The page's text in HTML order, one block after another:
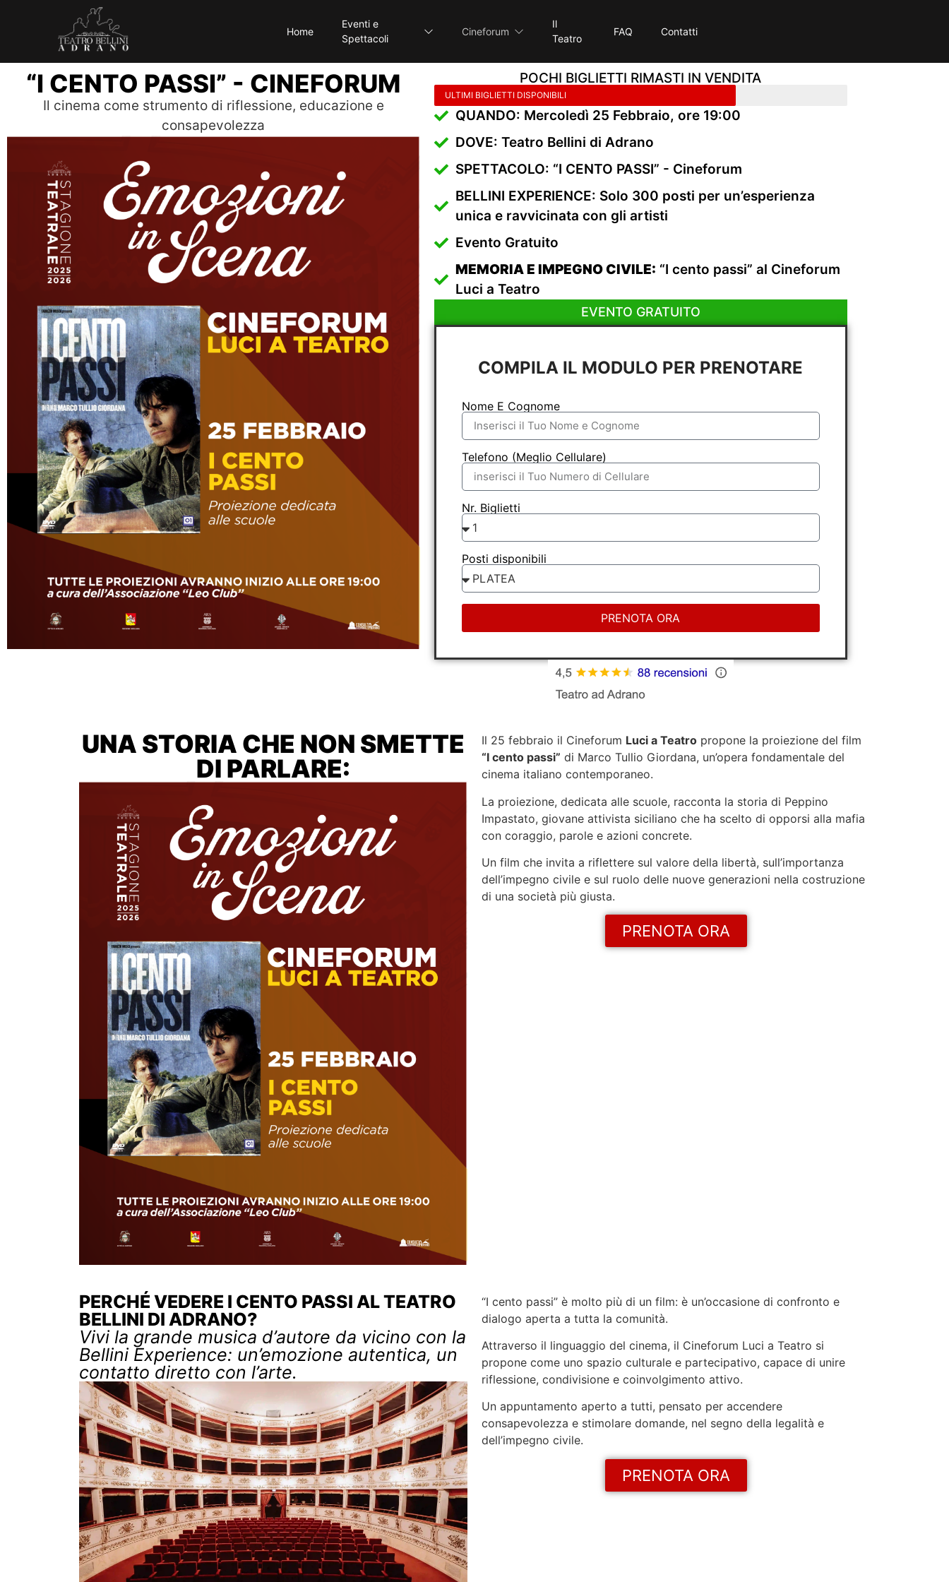
Home
Eventi e
Spettacoli
Cineforum
Il
Teatro
FAQ Contatti
“I CENTO PASSI” - CINEFORUM
Il cinema come strumento di riflessione, educazione e
consapevolezza
POCHI BIGLIETTI RIMASTI IN VENDITA
ULTIMI BIGLIETTI DISPONIBILI
QUANDO: Mercoledì 25 Febbraio, ore 19:00
DOVE: Teatro Bellini di Adrano
SPETTACOLO: “I CENTO PASSI” - Cineforum
BELLINI EXPERIENCE: Solo 300 posti per un’esperienza
unica e ravvicinata con gli artisti
Evento Gratuito
MEMORIA E IMPEGNO CIVILE: “I cento passi” al Cineforum
Luci a Teatro
EVENTO GRATUITO
COMPILA IL MODULO PER PRENOTARE
Nome E Cognome
Telefono (Meglio Cellulare)
Nr. Biglietti
Posti disponibili
PRENOTA ORA
UNA STORIA CHE NON SMETTE
DI PARLARE:
Il 25 febbraio il Cineforum Luci a Teatro propone la proiezione del film
“I cento passi” di Marco Tullio Giordana, un’opera fondamentale del
cinema italiano contemporaneo.
La proiezione, dedicata alle scuole, racconta la storia di Peppino
Impastato, giovane attivista siciliano che ha scelto di opporsi alla mafia
con coraggio, parole e azioni concrete.
Un film che invita a riflettere sul valore della libertà, sull’importanza
dell’impegno civile e sul ruolo delle nuove generazioni nella costruzione
di una società più giusta.
PRENOTA ORA
PERCHÉ VEDERE I CENTO PASSI AL TEATRO
BELLINI DI ADRANO?
Vivi la grande musica d’autore da vicino con la
Bellini Experience: un’emozione autentica, un
contatto diretto con l’arte.
“I cento passi” è molto più di un film: è un’occasione di confronto e
dialogo aperta a tutta la comunità.
Attraverso il linguaggio del cinema, il Cineforum Luci a Teatro si
propone come uno spazio culturale e partecipativo, capace di unire
riflessione, condivisione e coinvolgimento attivo.
Un appuntamento aperto a tutti, pensato per accendere
consapevolezza e stimolare domande, nel segno della legalità e
dell’impegno civile.
PRENOTA ORA